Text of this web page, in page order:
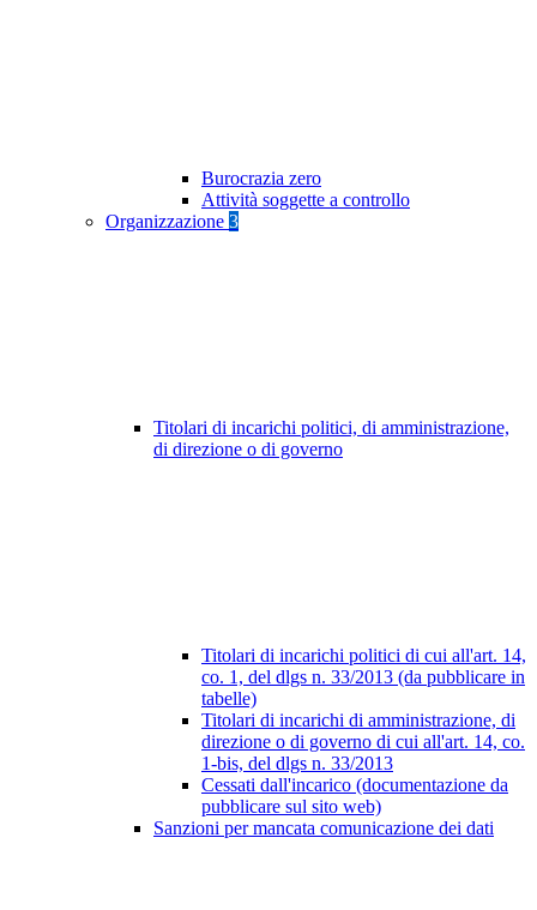
Burocrazia zero
Attività soggette a controllo
Organizzazione 3
Titolari di incarichi politici, di amministrazione,
di direzione o di governo
Titolari di incarichi politici di cui all'art. 14,
co. 1, del dlgs n. 33/2013 (da pubblicare in
tabelle)
Titolari di incarichi di amministrazione, di
direzione o di governo di cui all'art. 14, co.
1-bis, del dlgs n. 33/2013
Cessati dall'incarico (documentazione da
pubblicare sul sito web)
Sanzioni per mancata comunicazione dei dati